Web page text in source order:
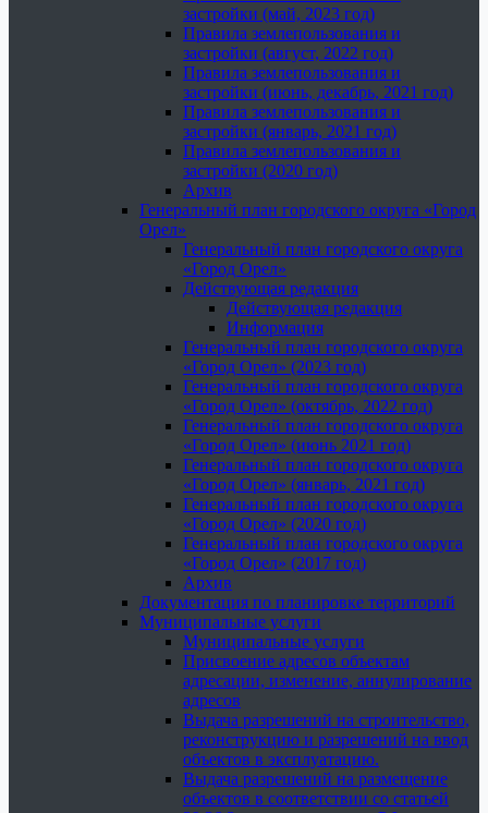
застройки (май, 2023 год)
Правила землепользования и
застройки (август, 2022 год)
Правила землепользования и
застройки (июнь, декабрь, 2021 год)
Правила землепользования и
застройки (январь, 2021 год)
Правила землепользования и
застройки (2020 год)
Архив
Генеральный план городского округа «Город
Орел»
Генеральный план городского округа
«Город Орел»
Действующая редакция
Действующая редакция
Информация
Генеральный план городского округа
«Город Орел» (2023 год)
Генеральный план городского округа
«Город Орел» (октябрь, 2022 год)
Генеральный план городского округа
«Город Орел» (июнь 2021 год)
Генеральный план городского округа
«Город Орел» (январь, 2021 год)
Генеральный план городского округа
«Город Орел» (2020 год)
Генеральный план городского округа
«Город Орел» (2017 год)
Архив
Документация по планировке территорий
Муниципальные услуги
Муниципальные услуги
Присвоение адресов объектам
адресации, изменение, аннулирование
адресов
Выдача разрешений на строительство,
реконструкцию и разрешений на ввод
объектов в эксплуатацию.
Выдача разрешений на размещение
объектов в соответствии со статьей